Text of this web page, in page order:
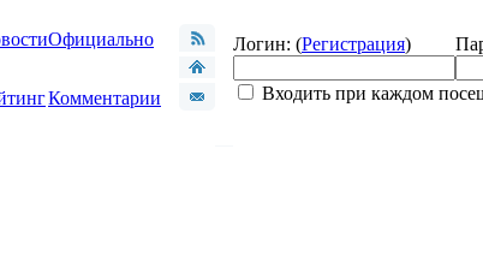
Официально
Комментарии
Логин: (Регистрация)
Входить при каждом